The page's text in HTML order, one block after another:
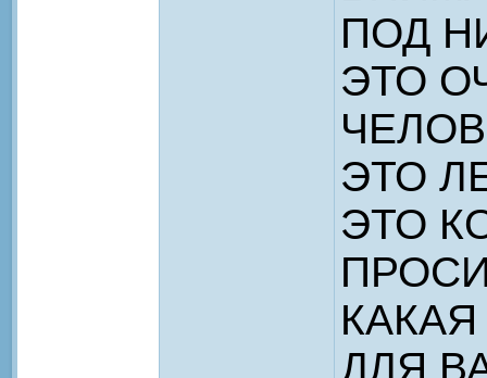
ПОД
ЭТО
ЭТО
ЭТО
ДЛЯ